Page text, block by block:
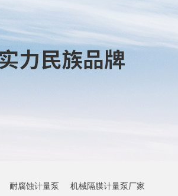
耐腐蚀计量泵 机械隔膜计量泵厂家